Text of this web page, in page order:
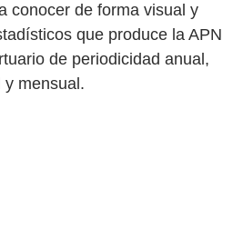
conocer de forma visual y
que produce la APN
de periodicidad anual,
y mensual.